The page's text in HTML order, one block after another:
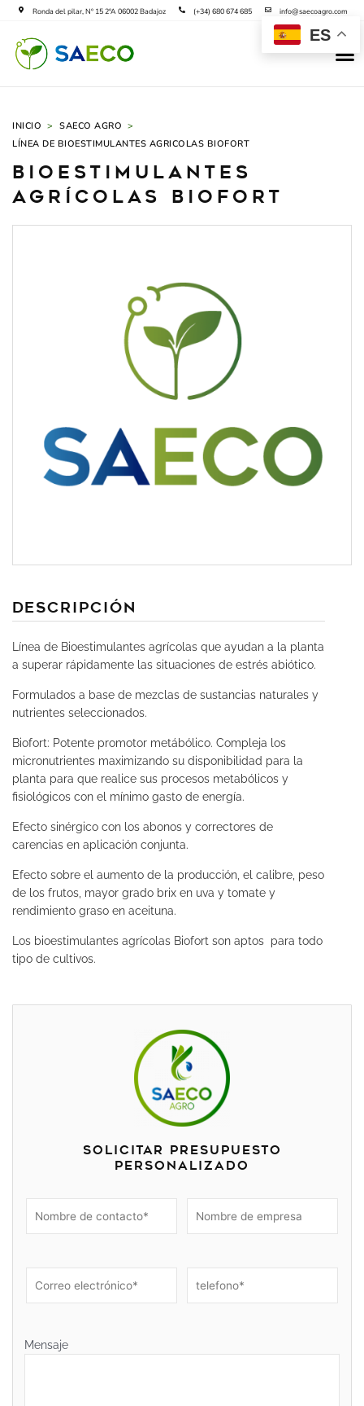
contenido
Ronda del pilar, Nº 15 2ºA 06002 Badajoz (+34) 680 674 685 info@saecoagro.com
INICIO > SAECO AGRO >
LÍNEA DE BIOESTIMULANTES AGRICOLAS BIOFORT
BIOESTIMULANTES
AgrÍCOLAS Biofort
DEscripción
Línea de Bioestimulantes agrícolas que ayudan a la planta
a superar rápidamente las situaciones de estrés abiótico.
Formulados a base de mezclas de sustancias naturales y
nutrientes seleccionados.
Biofort: Potente promotor metábólico. Compleja los
micronutrientes maximizando su disponibilidad para la
planta para que realice sus procesos metabólicos y
fisiológicos con el mínimo gasto de energía.
Efecto sinérgico con los abonos y correctores de
carencias en aplicación conjunta.
Efecto sobre el aumento de la producción, el calibre, peso
de los frutos, mayor grado brix en uva y tomate y
rendimiento graso en aceituna.
Los bioestimulantes agrícolas Biofort son aptos para todo
tipo de cultivos.
Solicitar presupuesto
personalizado
Mensaje
ES